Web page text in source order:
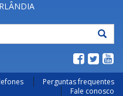
Perguntas frequentes
Fale conosco